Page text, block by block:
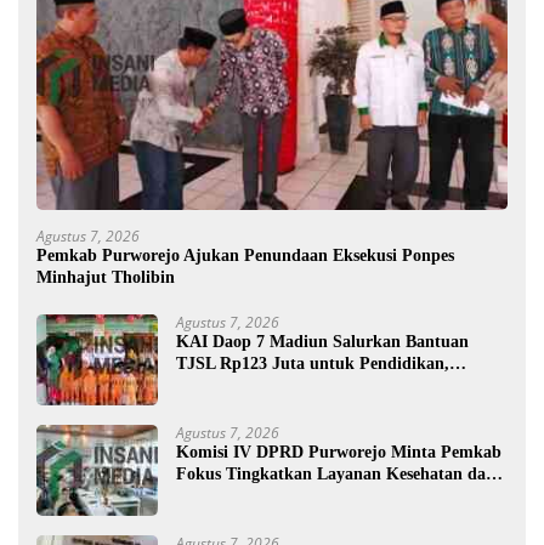
Agustus 7, 2026
Pemkab Purworejo Ajukan Penundaan Eksekusi Ponpes
Minhajut Tholibin
Agustus 7, 2026
KAI Daop 7 Madiun Salurkan Bantuan
TJSL Rp123 Juta untuk Pendidikan,
Agustus 7, 2026
Komisi IV DPRD Purworejo Minta Pemkab
Fokus Tingkatkan Layanan Kesehatan dan